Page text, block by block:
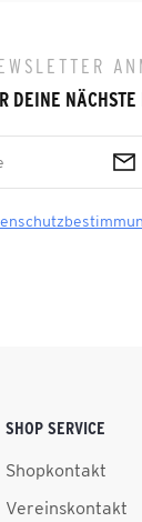
DEINE NÄCHSTE
SHOP SERVICE
Shopkontakt
Vereinskontakt